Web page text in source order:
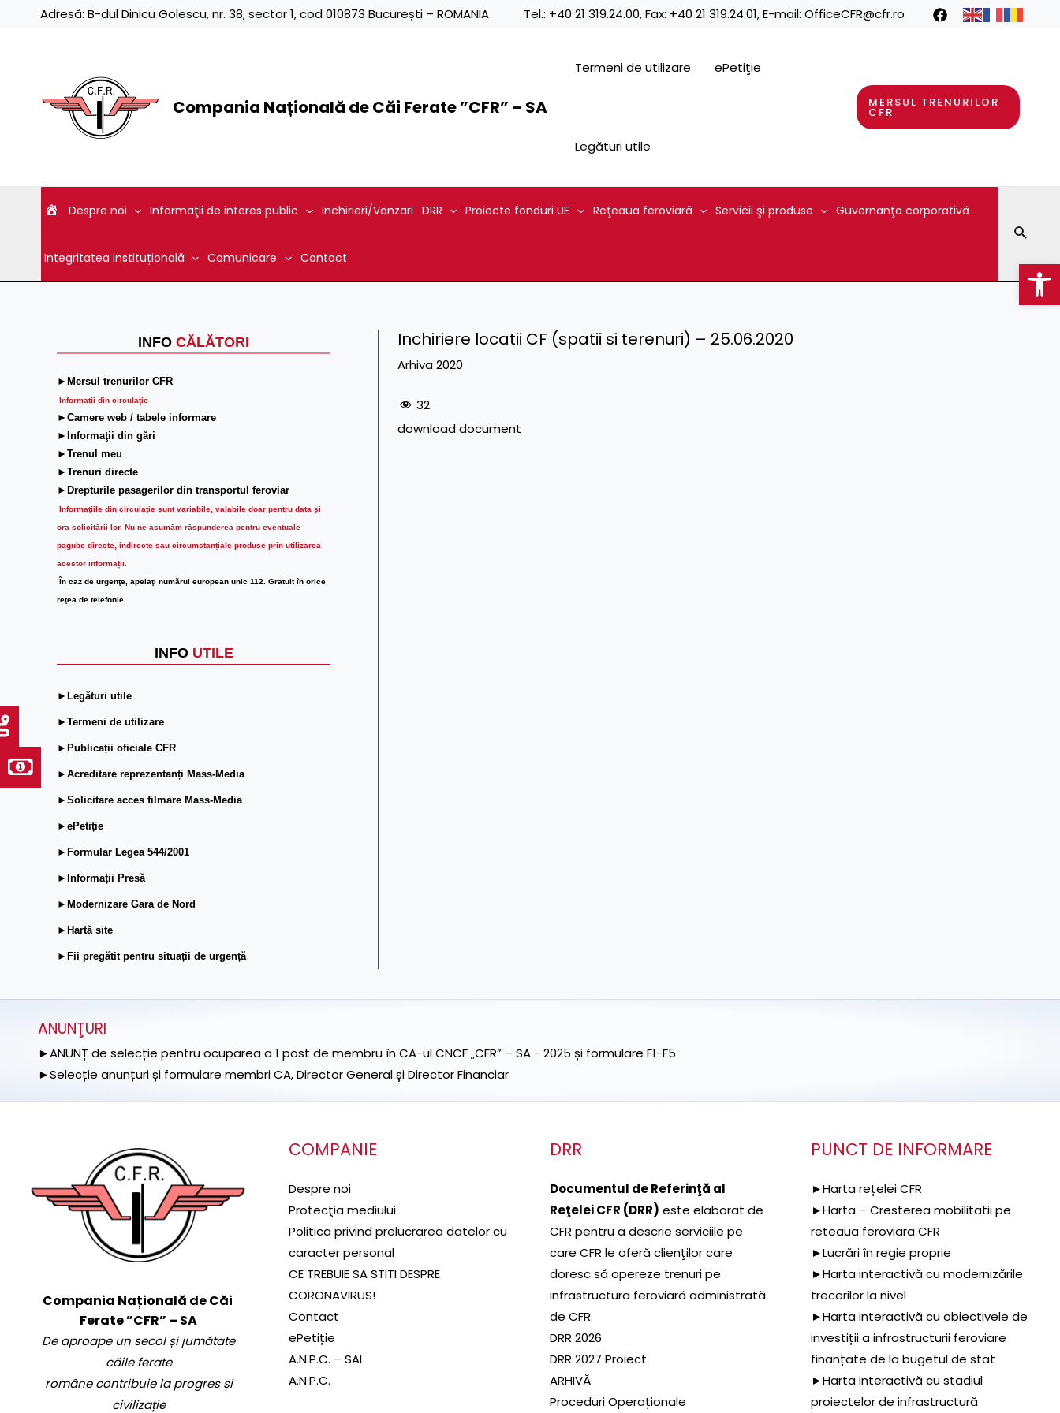
Adresă: B-dul Dinicu Golescu, nr. 38, sector 1, cod 010873 București – ROMANIA Tel.: +40 21 319.24.00, Fax: +40 21 319.24.01, E-mail: OfficeCFR@cfr.ro
Compania Națională de Căi Ferate ”CFR” – SA
Termeni de utilizare ePetiţie
Legături utile
MERSUL TRENURILOR
CFR
Despre noi Informaţii de interes public Inchirieri/Vanzari DRR Proiecte fonduri UE Reţeaua feroviară Servicii şi produse Guvernanţa corporativă
Integritatea instituțională Comunicare Contact
INFO CĂLĂTORI
►Mersul trenurilor CFR
Informatii din circulaţie
►Camere web / tabele informare
►Informaţii din gări
►Trenul meu
►Trenuri directe
►Drepturile pasagerilor din transportul feroviar
Informaţiile din circulaţie sunt variabile, valabile doar pentru data şi
ora solicitării lor. Nu ne asumăm răspunderea pentru eventuale
pagube directe, indirecte sau circumstanțiale produse prin utilizarea
acestor informații.
În caz de urgenţe, apelaţi numărul european unic 112. Gratuit în orice
reţea de telefonie.
INFO UTILE
►Legături utile
►Termeni de utilizare
►Publicații oficiale CFR
►Acreditare reprezentanți Mass-Media
►Solicitare acces filmare Mass-Media
►ePetiție
►Formular Legea 544/2001
►Informații Presă
►Modernizare Gara de Nord
►Hartă site
►Fii pregătit pentru situații de urgență
Inchiriere locatii CF (spatii si terenuri) – 25.06.2020
Arhiva 2020
32
download document
ANUNŢURI
►ANUNȚ de selecție pentru ocuparea a 1 post de membru în CA-ul CNCF „CFR” – SA - 2025 și formulare F1-F5
►Selecție anunțuri și formulare membri CA, Director General și Director Financiar
Compania Națională de Căi
Ferate ”CFR” – SA
De aproape un secol și jumătate
căile ferate
române contribuie la progres și
civilizație
COMPANIE
Despre noi
Protecţia mediului
Politica privind prelucrarea datelor cu
caracter personal
CE TREBUIE SA STITI DESPRE
CORONAVIRUS!
Contact
ePetiție
A.N.P.C. – SAL
A.N.P.C.
DRR
Documentul de Referinţă al
Reţelei CFR (DRR) este elaborat de
CFR pentru a descrie serviciile pe
care CFR le oferă clienţilor care
doresc să opereze trenuri pe
infrastructura feroviară administrată
de CFR.
DRR 2026
DRR 2027 Proiect
ARHIVĂ
Proceduri Operaționale
PUNCT DE INFORMARE
►Harta rețelei CFR
►Harta – Cresterea mobilitatii pe
reteaua feroviara CFR
►Lucrări în regie proprie
►Harta interactivă cu modernizările
trecerilor la nivel
►Harta interactivă cu obiectivele de
investiții a infrastructurii feroviare
finanțate de la bugetul de stat
►Harta interactivă cu stadiul
proiectelor de infrastructură